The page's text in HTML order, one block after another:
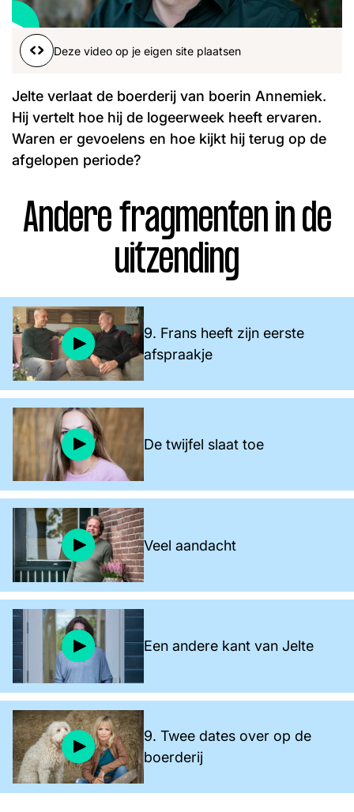
Word lid
Facebook
Instagram
John Julius
Nieuws Nieuwsbrief
Uitzendingen
Deze video op je eigen site plaatsen
Jelte verlaat de boerderij van boerin Annemiek.
Hij vertelt hoe hij de logeerweek heeft ervaren.
Waren er gevoelens en hoe kijkt hij terug op de
afgelopen periode?
Andere fragmenten in de
uitzending
9. Frans heeft zijn eerste
afspraakje
De twijfel slaat toe
Veel aandacht
Een andere kant van Jelte
9. Twee dates over op de
boerderij